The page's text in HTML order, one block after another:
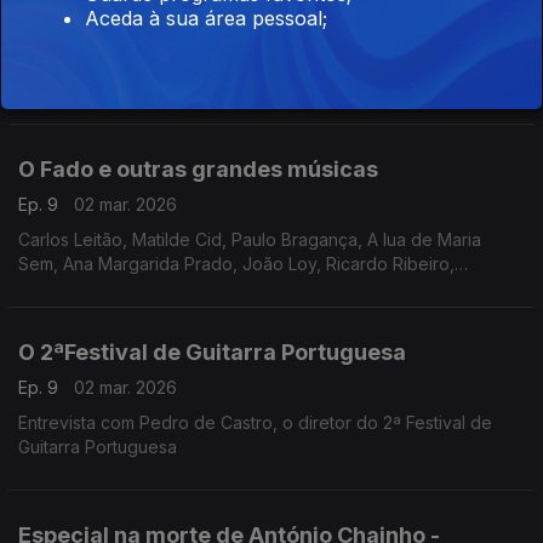
09 mar. 2026
dois momentos únicos e reveladores da vida criativa de
O Fado e outras grandes músicas
Ep. 9
02 mar. 2026
Carlos Leitão, Matilde Cid, Paulo Bragança, A lua de Maria
Sem, Ana Margarida Prado, João Loy, Ricardo Ribeiro,
O 2ªFestival de Guitarra Portuguesa
Ep. 9
02 mar. 2026
Entrevista com Pedro de Castro, o diretor do 2ª Festival de
Guitarra Portuguesa
Especial na morte de António Chainho -
Aceda à sua área pessoal;